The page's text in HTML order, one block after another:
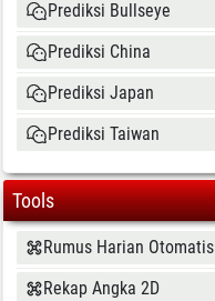
Prediksi Bullseye
Prediksi China
Prediksi Japan
Prediksi Taiwan
Tools
Rumus Harian Otomatis
Rekap Angka 2D